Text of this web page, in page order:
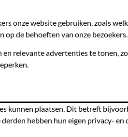
onze website gebruiken, zoals
op de behoeften van onze bezoekers.
relevante advertenties te tonen,
kunnen plaatsen. Dit betreft
hebben hun eigen privacy- en